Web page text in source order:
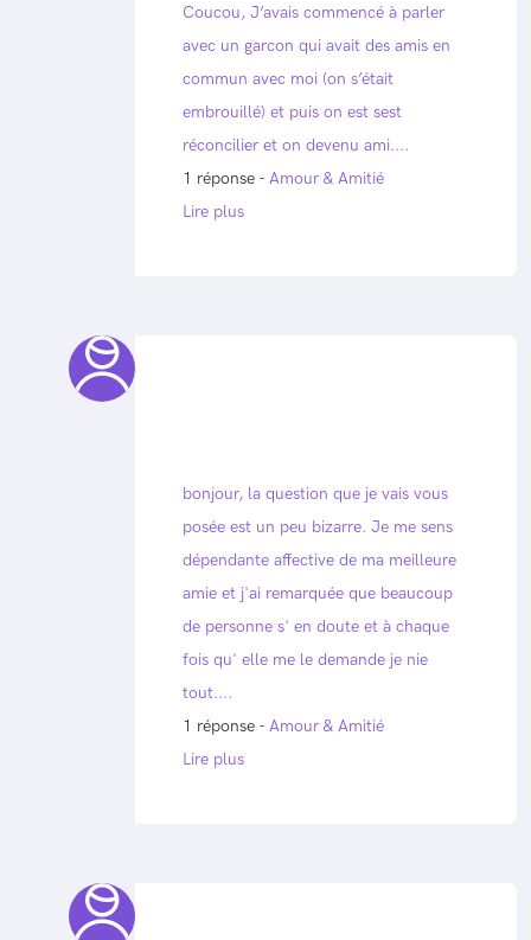
Coucou, J’avais commencé à parler
avec un garcon qui avait des amis en
commun avec moi (on s’était
embrouillé) et puis on est sest
réconcilier et on devenu ami....
1 réponse - Amour & Amitié
Lire plus
bonjour, la question que je vais vous
posée est un peu bizarre. Je me sens
dépendante affective de ma meilleure
amie et j'ai remarquée que beaucoup
de personne s' en doute et à chaque
fois qu' elle me le demande je nie
tout....
1 réponse - Amour & Amitié
Lire plus